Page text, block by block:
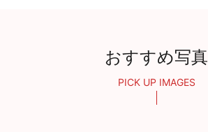
おすすめ写真
PICK UP IMAGES